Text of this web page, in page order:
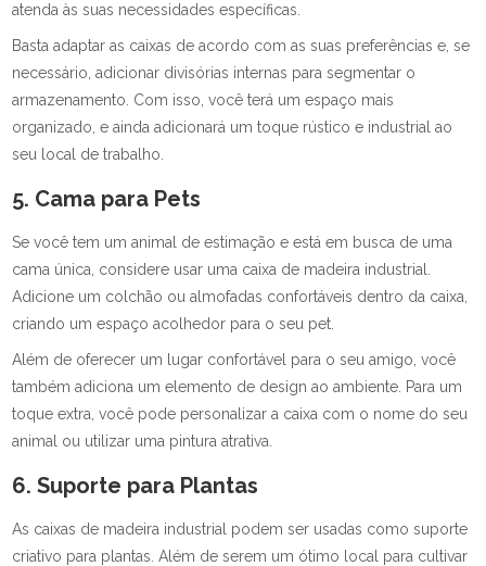
atenda às suas necessidades específicas.
Basta adaptar as caixas de acordo com as suas preferências e, se
necessário, adicionar divisórias internas para segmentar o
armazenamento. Com isso, você terá um espaço mais
organizado, e ainda adicionará um toque rústico e industrial ao
seu local de trabalho.
5. Cama para Pets
Se você tem um animal de estimação e está em busca de uma
cama única, considere usar uma caixa de madeira industrial.
Adicione um colchão ou almofadas confortáveis dentro da caixa,
criando um espaço acolhedor para o seu pet.
Além de oferecer um lugar confortável para o seu amigo, você
também adiciona um elemento de design ao ambiente. Para um
toque extra, você pode personalizar a caixa com o nome do seu
animal ou utilizar uma pintura atrativa.
6. Suporte para Plantas
As caixas de madeira industrial podem ser usadas como suporte
criativo para plantas. Além de serem um ótimo local para cultivar